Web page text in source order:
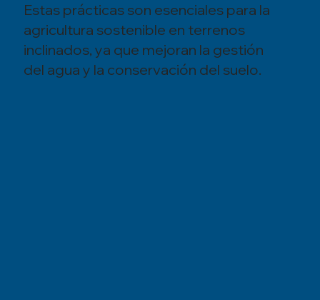
Estas prácticas son esenciales para la
agricultura sostenible en terrenos
inclinados, ya que mejoran la gestión
del agua y la conservación del suelo.